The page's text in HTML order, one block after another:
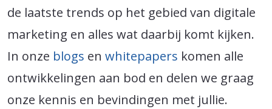
de laatste trends op het gebied van digitale
marketing en alles wat daarbij komt kijken.
In onze blogs en whitepapers komen alle
ontwikkelingen aan bod en delen we graag
onze kennis en bevindingen met jullie.